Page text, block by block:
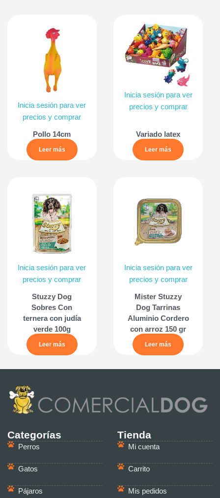
Inicia sesión para ver
precios y comprar
Pollo 14cm
Leer más
Inicia sesión para ver
precios y comprar
Variado latex
Leer más
Inicia sesión para ver
precios y comprar
Stuzzy Dog
Sobres Con
ternera con judía
verde 100g
Leer más
Inicia sesión para ver
precios y comprar
Mister Stuzzy
Dog Tarrinas
Aluminio Cordero
con arroz 150 gr
Leer más
Categorías
Perros
Gatos
Pájaros
Tienda
Mi cuenta
Carrito
Mis pedidos